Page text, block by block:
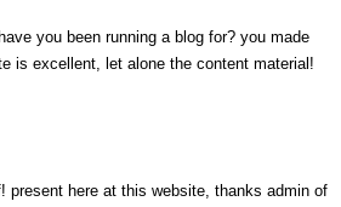
you been running a blog for? you made
is excellent, let alone the content material!
present here at this website, thanks admin of